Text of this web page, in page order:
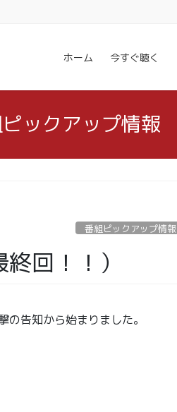
ホーム 今すぐ聴く
ックアップ情報
番組ピックアップ情報
回！！）
告知から始まりました。